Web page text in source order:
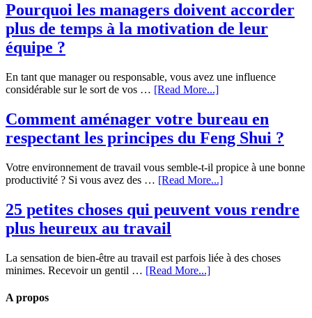
Pourquoi les managers doivent accorder
plus de temps à la motivation de leur
équipe ?
En tant que manager ou responsable, vous avez une influence
considérable sur le sort de vos … [Read More...]
Comment aménager votre bureau en
respectant les principes du Feng Shui ?
Votre environnement de travail vous semble-t-il propice à une bonne
productivité ? Si vous avez des … [Read More...]
25 petites choses qui peuvent vous rendre
plus heureux au travail
La sensation de bien-être au travail est parfois liée à des choses
minimes. Recevoir un gentil … [Read More...]
A propos